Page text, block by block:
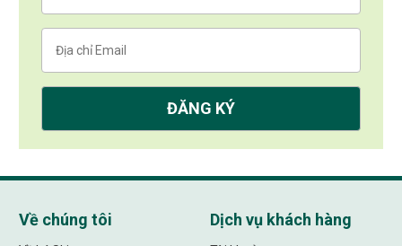
Về chúng tôi Dịch vụ khách hàng